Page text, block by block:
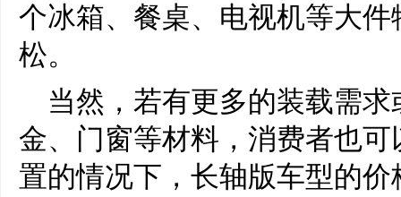
个冰箱、餐桌、电视机等大
松。
当然，若有更多的装载需
金、门窗等材料，消费者也
置的情况下，长轴版车型的